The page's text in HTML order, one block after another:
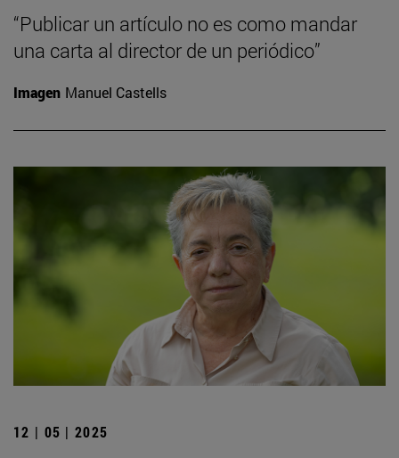
“Publicar un artículo no es como mandar
una carta al director de un periódico”
Imagen Manuel Castells
12 | 05 | 2025